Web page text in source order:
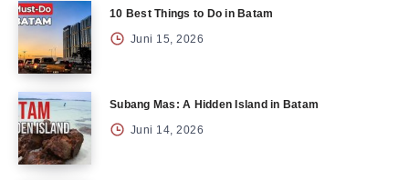
10 Best Things to Do in Batam
Juni 15, 2026
Subang Mas: A Hidden Island in Batam
Juni 14, 2026